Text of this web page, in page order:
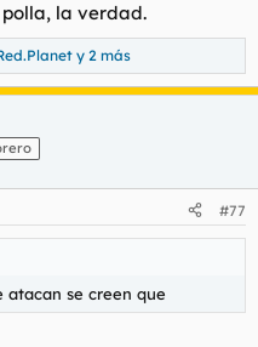
la verdad.
y 2 más
#77
atacan se creen que